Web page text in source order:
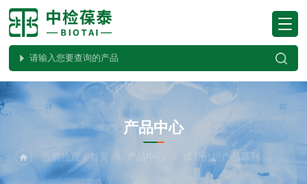
PRODUCTS CENTER
产品中心
当前位置：首页 产品中心 成分分析产品系列